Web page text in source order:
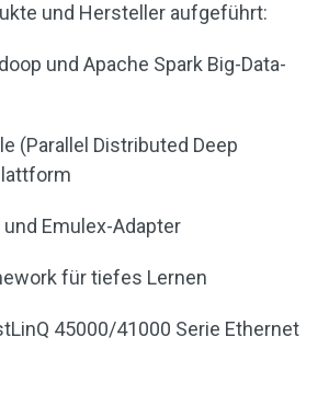
und Hersteller aufgeführt:
und Apache Spark Big-Data-
(Parallel Distributed Deep
Emulex-Adapter
für tiefes Lernen
45000/41000 Serie Ethernet